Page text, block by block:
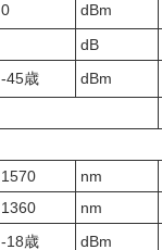
0
dBm
dB
-45歳
dBm
1570 nm
1360 nm
-18歳
dBm